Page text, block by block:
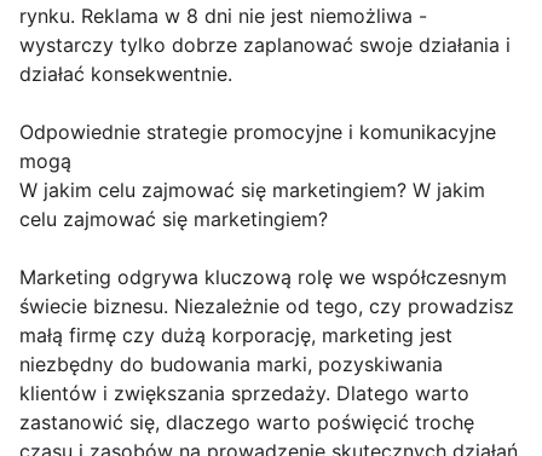
rynku. Reklama w 8 dni nie jest niemożliwa -
wystarczy tylko dobrze zaplanować swoje działania i
działać konsekwentnie.
Odpowiednie strategie promocyjne i komunikacyjne
mogą
W jakim celu zajmować się marketingiem? W jakim
celu zajmować się marketingiem?
Marketing odgrywa kluczową rolę we współczesnym
świecie biznesu. Niezależnie od tego, czy prowadzisz
małą firmę czy dużą korporację, marketing jest
niezbędny do budowania marki, pozyskiwania
klientów i zwiększania sprzedaży. Dlatego warto
zastanowić się, dlaczego warto poświęcić trochę
czasu i zasobów na prowadzenie skutecznych działań